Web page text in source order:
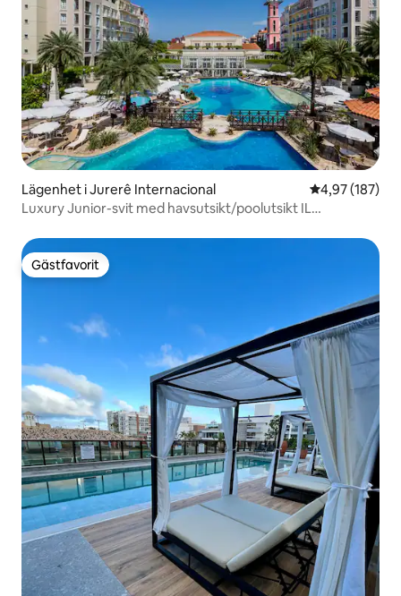
Lägenhet i Jurerê Internacional 4,97 av 5 i
4,97 (187)
Luxury Junior-svit med havsutsikt/poolutsikt IL
Gästfavorit
Gästfavorit